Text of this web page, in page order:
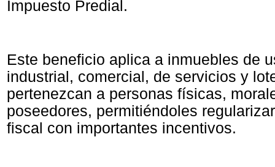
Impuesto Predial.
Este beneficio aplica a inmuebles de
industrial, comercial, de servicios y
pertenezcan a personas físicas,
poseedores, permitiéndoles
fiscal con importantes incentivos.